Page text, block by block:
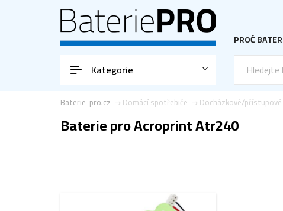
PROČ
Kategorie
Docházkové/
Domácí spotřebiče
Baterie-pro.cz
Baterie pro Acroprint Atr240